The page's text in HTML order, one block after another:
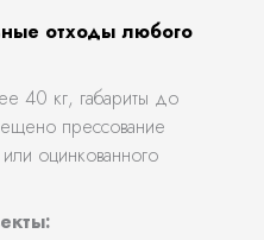
отходы любого
40 кг, габариты до
прессование
оцинкованного